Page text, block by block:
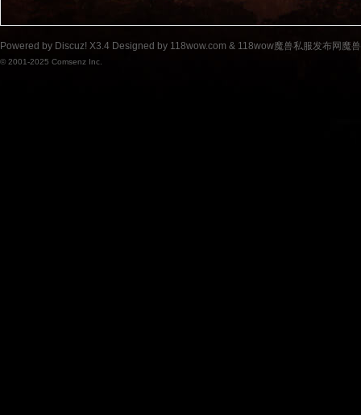
Powered by Discuz! X3.4 Designed by 118wow.com & 118wow魔兽私服发布网魔
© 2001-2025 Comsenz Inc.